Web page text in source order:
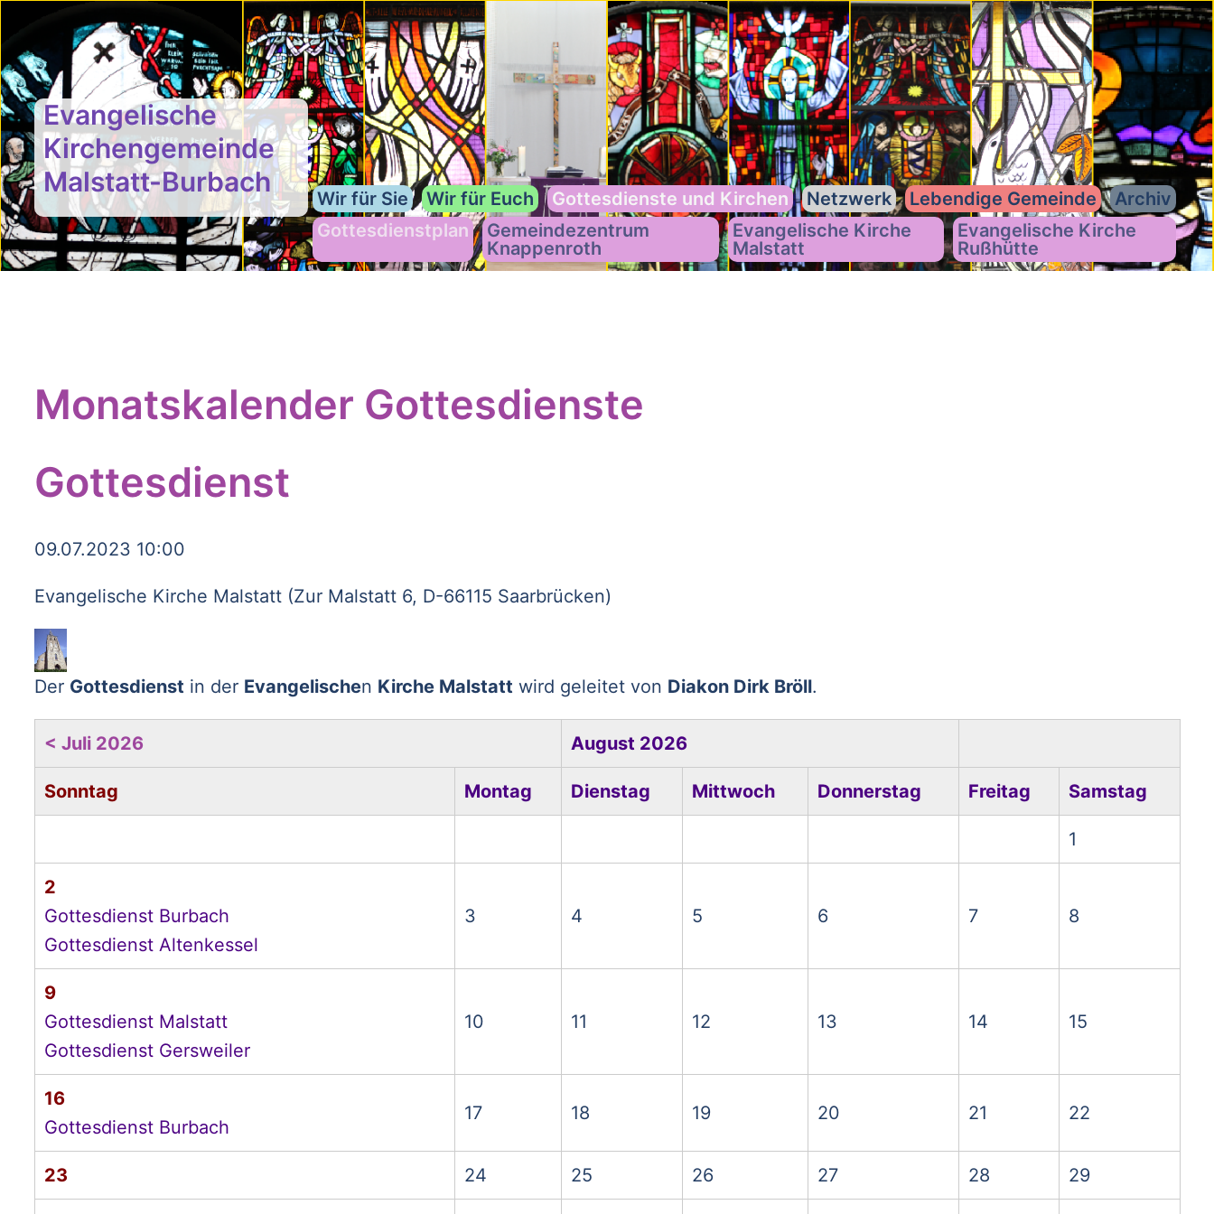
Evangelische
Kirchengemeinde
Malstatt-Burbach
Wir für Sie Wir für Euch
Gottesdienste und Kirchen
Gottesdienstplan
Gemeindezentrum
Knappenroth
Evangelische Kirche
Malstatt
Evangelische Kirche
Rußhütte
Netzwerk Lebendige Gemeinde Archiv
Monatskalender Gottesdienste
Gottesdienst
09.07.2023 10:00
Evangelische Kirche Malstatt (Zur Malstatt 6, D-66115 Saarbrücken)
Der Gottesdienst in der Evangelischen Kirche Malstatt wird geleitet von Diakon Dirk Bröll.
< Juli 2026 August 2026
Sonntag Montag Dienstag Mittwoch Donnerstag Freitag Samstag
1
2
Gottesdienst Burbach
Gottesdienst Altenkessel
3 4 5 6 7 8
9
Gottesdienst Malstatt
Gottesdienst Gersweiler
10 11 12 13 14 15
16
Gottesdienst Burbach
17 18 19 20 21 22
23 24 25 26 27 28 29